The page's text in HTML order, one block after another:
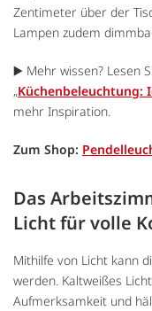
Zentimeter über der
Lampen zudem
▶️ Mehr wissen? Lesen
„Küchenbeleuchtung:
mehr Inspiration.
Zum Shop:
Das
Licht für volle
Mithilfe von Licht kann
werden. Kaltweißes
Aufmerksamkeit und